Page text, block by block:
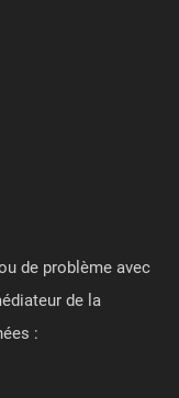
de problème avec
de la
: